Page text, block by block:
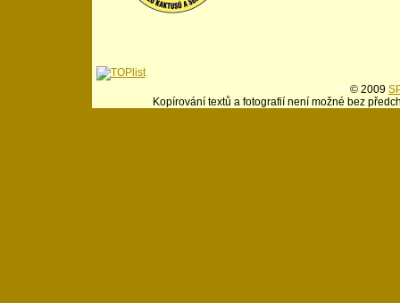
© 2009
Kopírování textů a fotografií není možné bez